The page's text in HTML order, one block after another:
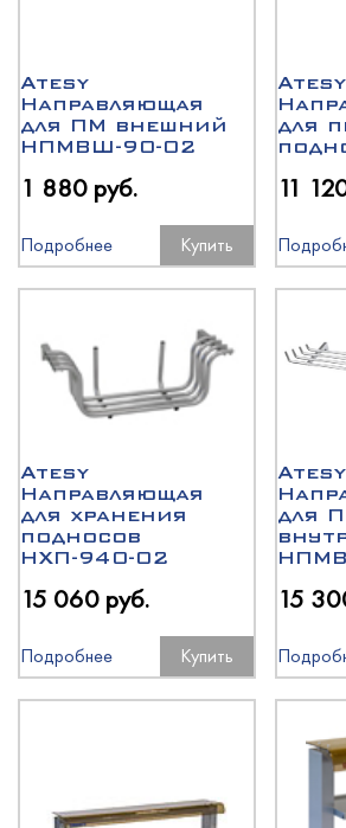
Новости
Для
Atesy
Направляющая
для ПМ внешний
НПМВШ-90-02
1 880 руб.
Подробнее Купить
Atesy
для
11
Atesy
Направляющая
для хранения
подносов
НХП-940-02
15 060 руб.
Подробнее Купить
Atesy
для
15